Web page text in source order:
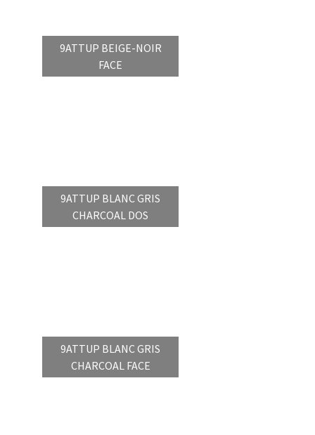
9ATTUP BEIGE-NOIR
FACE
9ATTUP BLANC GRIS
CHARCOAL DOS
9ATTUP BLANC GRIS
CHARCOAL FACE